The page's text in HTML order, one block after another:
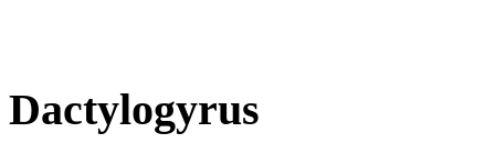
Dactylogyrus